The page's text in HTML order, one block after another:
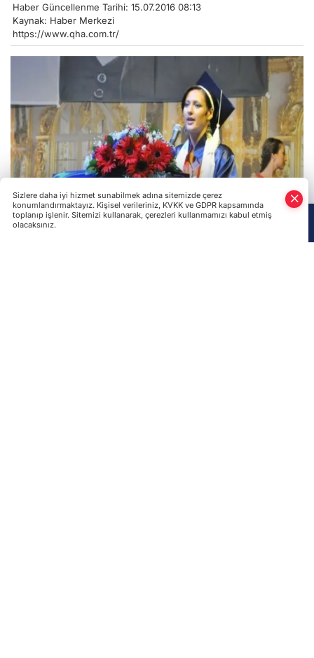
Haber Güncellenme Tarihi: 15.07.2016 08:13
Kaynak: Haber Merkezi
https://www.qha.com.tr/
Sizlere daha iyi hizmet sunabilmek adına sitemizde çerez
konumlandırmaktayız. Kişisel verileriniz, KVKK ve GDPR kapsamında
toplanıp işlenir. Sitemizi kullanarak, çerezleri kullanmamızı kabul etmiş
olacaksınız.